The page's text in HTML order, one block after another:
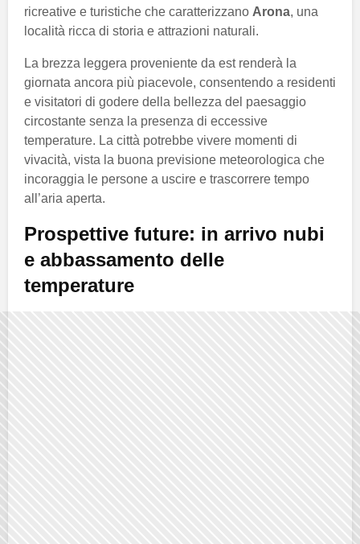
ricreative e turistiche che caratterizzano Arona, una
località ricca di storia e attrazioni naturali.
La brezza leggera proveniente da est renderà la
giornata ancora più piacevole, consentendo a residenti
e visitatori di godere della bellezza del paesaggio
circostante senza la presenza di eccessive
temperature. La città potrebbe vivere momenti di
vivacità, vista la buona previsione meteorologica che
incoraggia le persone a uscire e trascorrere tempo
all’aria aperta.
Prospettive future: in arrivo nubi
e abbassamento delle
temperature